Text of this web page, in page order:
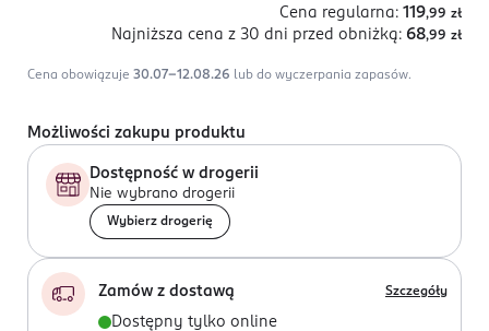
Cena regularna: 119,99 zł
Najniższa cena z 30 dni przed obniżką: 68,99 zł
Cena obowiązuje 30.07-12.08.26 lub do wyczerpania zapasów.
Możliwości zakupu produktu
Dostępność w drogerii
Nie wybrano drogerii
Wybierz drogerię
Zamów z dostawą Szczegóły
Dostępny tylko online